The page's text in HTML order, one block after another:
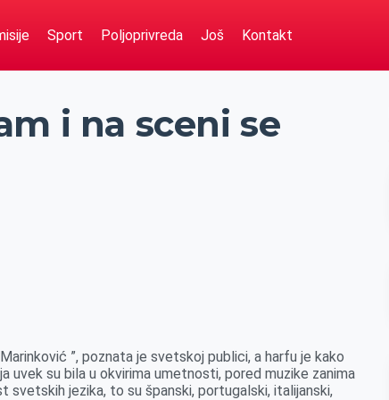
Sport Poljoprivreda Još Kontakt
i na sceni se
”, poznata je svetskoj publici, a harfu je kako
uvek su bila u okvirima umetnosti, pored muzike zanima
jezika, to su španski, portugalski, italijanski,